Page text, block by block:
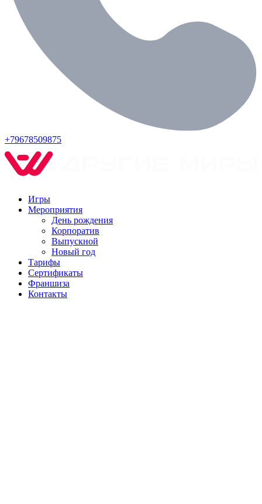
+79678509875
Игры
Мероприятия
День рождения
Корпоратив
Выпускной
Новый год
Тарифы
Сертификаты
Франшиза
Контакты